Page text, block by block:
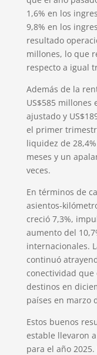
1,6% en los
9,8% en los
resultado
millones, lo que
respecto a igual
Además de la
US$585 millones
ajustado y
el primer
liquidez de
meses y un
veces.
En términos de
asientos-
creció 7,3%,
aumento del
internacionales.
continuó
conectividad que
destinos en
países en marzo
Estos buenos
estable llevaron
para el año